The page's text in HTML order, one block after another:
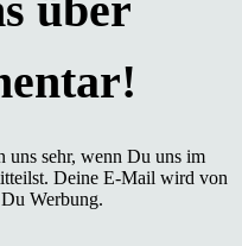
uns sehr, wenn Du uns im
Deine E-Mail wird von
Werbung.